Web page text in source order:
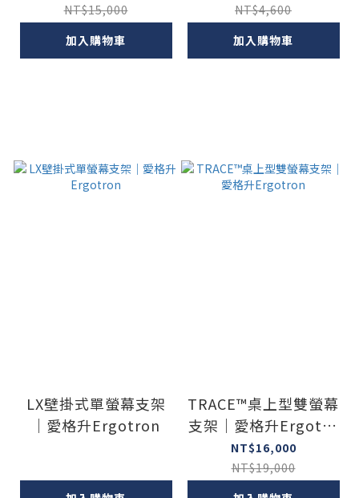
NT$15,000
加入購物車
NT$4,600
加入購物車
LX壁掛式單螢幕支架
｜愛格升Ergotron
TRACE™桌上型雙螢幕
支架｜愛格升Ergotro
n
NT$16,000
NT$19,000